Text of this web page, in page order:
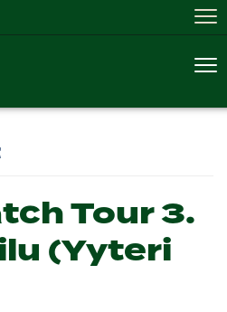
Tour 3.
(Yyteri